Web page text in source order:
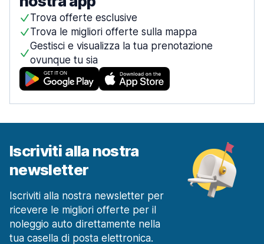
Trova offerte esclusive
Trova le migliori offerte sulla mappa
Gestisci e visualizza la tua prenotazione
ovunque tu sia
Iscriviti alla nostra
newsletter
Iscriviti alla nostra newsletter per
ricevere le migliori offerte per il
noleggio auto direttamente nella
tua casella di posta elettronica.